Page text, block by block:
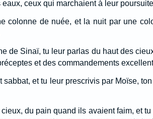
ceux qui marchaient à leur
colonne de nuée, et la nuit par une
de Sinaï, tu leur parlas du haut des
et des commandements
sabbat, et tu leur prescrivis par Moïse,
du pain quand ils avaient faim, et